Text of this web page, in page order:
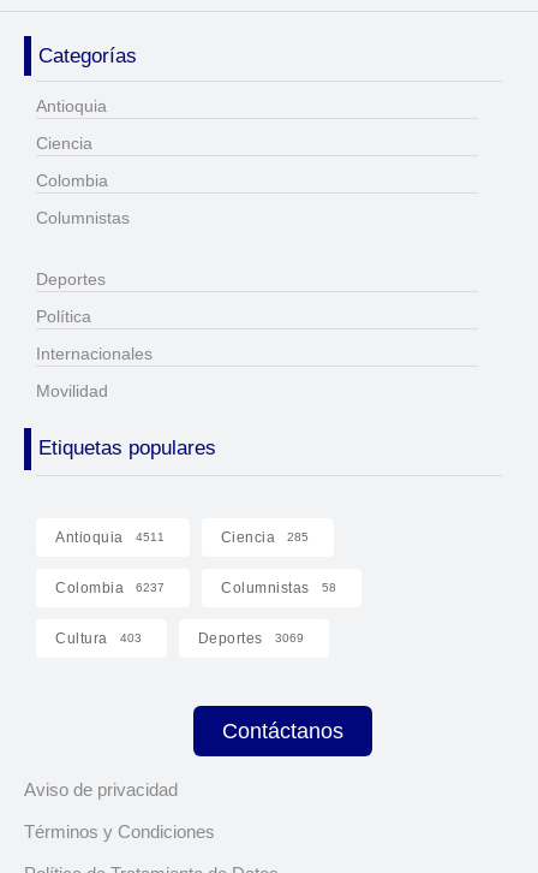
Categorías
Antioquia
Ciencia
Colombia
Columnistas
Deportes
Política
Internacionales
Movilidad
Etiquetas populares
Antioquia 4511 Ciencia 285
Colombia 6237 Columnistas 58
Cultura 403 Deportes 3069
Contáctanos
Aviso de privacidad
Términos y Condiciones